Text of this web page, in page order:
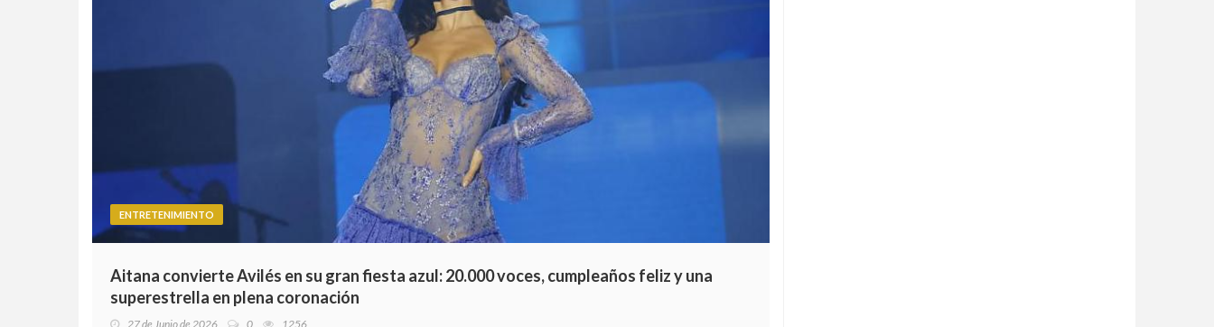
ENTRETENIMIENTO
Aitana convierte Avilés en su gran fiesta azul: 20.000 voces, cumpleaños feliz y una
superestrella en plena coronación
27 de Junio de 2026 0 1256